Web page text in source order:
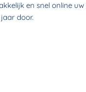
en snel online uw
door.